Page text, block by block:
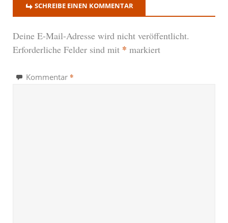
SCHREIBE EINEN KOMMENTAR
Deine E-Mail-Adresse wird nicht veröffentlicht.
Erforderliche Felder sind mit * markiert
Kommentar *